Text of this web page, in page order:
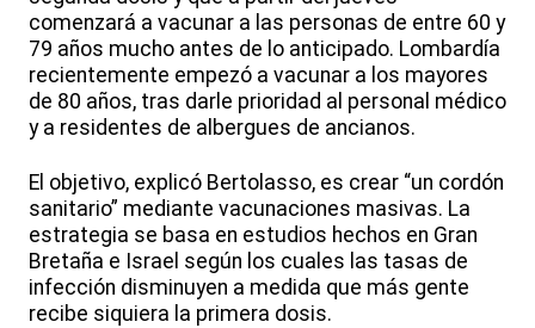
comenzará a vacunar a las personas de entre 60 y
79 años mucho antes de lo anticipado. Lombardía
recientemente empezó a vacunar a los mayores
de 80 años, tras darle prioridad al personal médico
y a residentes de albergues de ancianos.
El objetivo, explicó Bertolasso, es crear “un cordón
sanitario” mediante vacunaciones masivas. La
estrategia se basa en estudios hechos en Gran
Bretaña e Israel según los cuales las tasas de
infección disminuyen a medida que más gente
recibe siquiera la primera dosis.